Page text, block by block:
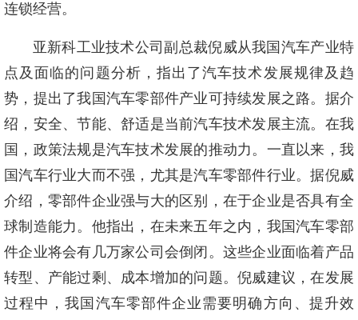
连锁经营。
亚新科工业技术公司副总裁倪威从我国汽车产业特
点及面临的问题分析，指出了汽车技术发展规律及趋
势，提出了我国汽车零部件产业可持续发展之路。据介
绍，安全、节能、舒适是当前汽车技术发展主流。在我
国，政策法规是汽车技术发展的推动力。一直以来，我
国汽车行业大而不强，尤其是汽车零部件行业。据倪威
介绍，零部件企业强与大的区别，在于企业是否具有全
球制造能力。他指出，在未来五年之内，我国汽车零部
件企业将会有几万家公司会倒闭。这些企业面临着产品
转型、产能过剩、成本增加的问题。倪威建议，在发展
过程中，我国汽车零部件企业需要明确方向、提升效